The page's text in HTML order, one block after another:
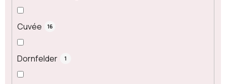
Cuvée 16
Dornfelder 1